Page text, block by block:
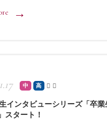
中 高
インタビューシリーズ「卒業
スタート！